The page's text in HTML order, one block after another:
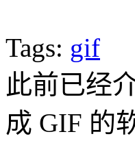
Tags: gif
此前已经
成 GIF 的